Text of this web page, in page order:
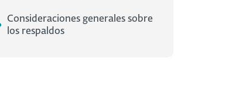
Consideraciones generales sobre
los respaldos